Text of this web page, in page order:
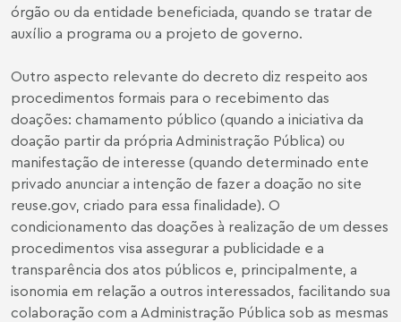
órgão ou da entidade beneficiada, quando se tratar de
auxílio a programa ou a projeto de governo.
Outro aspecto relevante do decreto diz respeito aos
procedimentos formais para o recebimento das
doações: chamamento público (quando a iniciativa da
doação partir da própria Administração Pública) ou
manifestação de interesse (quando determinado ente
privado anunciar a intenção de fazer a doação no site
reuse.gov, criado para essa finalidade). O
condicionamento das doações à realização de um desses
procedimentos visa assegurar a publicidade e a
transparência dos atos públicos e, principalmente, a
isonomia em relação a outros interessados, facilitando sua
colaboração com a Administração Pública sob as mesmas